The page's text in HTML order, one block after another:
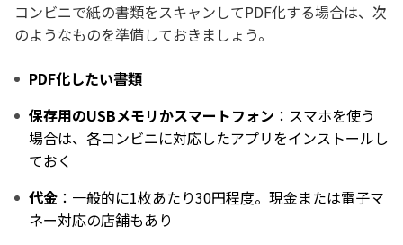
コンビニで紙の書類をスキャンしてPDF化する場合は、次
のようなものを準備しておきましょう。
PDF化したい書類
保存用のUSBメモリかスマートフォン ：スマホを使う
場合は、各コンビニに対応したアプリをインストールし
ておく
代金 ：一般的に1枚あたり30円程度。現金または電子マ
ネー対応の店舗もあり